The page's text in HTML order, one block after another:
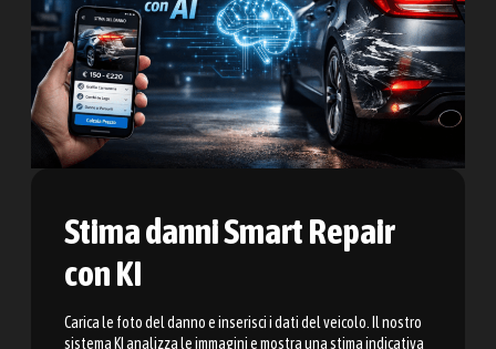
Stima danni Smart Repair
con KI
Carica le foto del danno e inserisci i dati del veicolo. Il nostro
sistema KI analizza le immagini e mostra una stima indicativa